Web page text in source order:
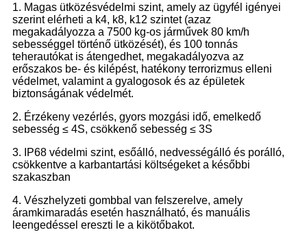
1. Magas ütközésvédelmi szint, amely az ügyfél igényei
szerint elérheti a k4, k8, k12 szintet (azaz
megakadályozza a 7500 kg-os járművek 80 km/h
sebességgel történő ütközését), és 100 tonnás
teherautókat is átengedhet, megakadályozva az
erőszakos be- és kilépést, hatékony terrorizmus elleni
védelmet, valamint a gyalogosok és az épületek
biztonságának védelmét.
2. Érzékeny vezérlés, gyors mozgási idő, emelkedő
sebesség ≤ 4S, csökkenő sebesség ≤ 3S
3. IP68 védelmi szint, esőálló, nedvességálló és porálló,
csökkentve a karbantartási költségeket a későbbi
szakaszban
4. Vészhelyzeti gombbal van felszerelve, amely
áramkimaradás esetén használható, és manuális
leengedéssel ereszti le a kikötőbakot.